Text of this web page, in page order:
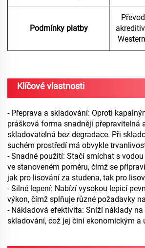
Podmínky platby
Klíčové vlastnosti
- Přeprava a skladování: Oproti
prášková forma snadněji přepravitelná
skladovatelná bez degradace. Při
suchém prostředí má obvykle
- Snadné použití: Stačí smíchat s
ve stanoveném poměru, čímž se
jak pro lisování za studena, tak pro
- Silné lepení: Nabízí vysokou lepicí
výkon, čímž splňuje různé požadavky
- Nákladová efektivita: Sníží náklady na
skladování, což jej činí ekonomickým a